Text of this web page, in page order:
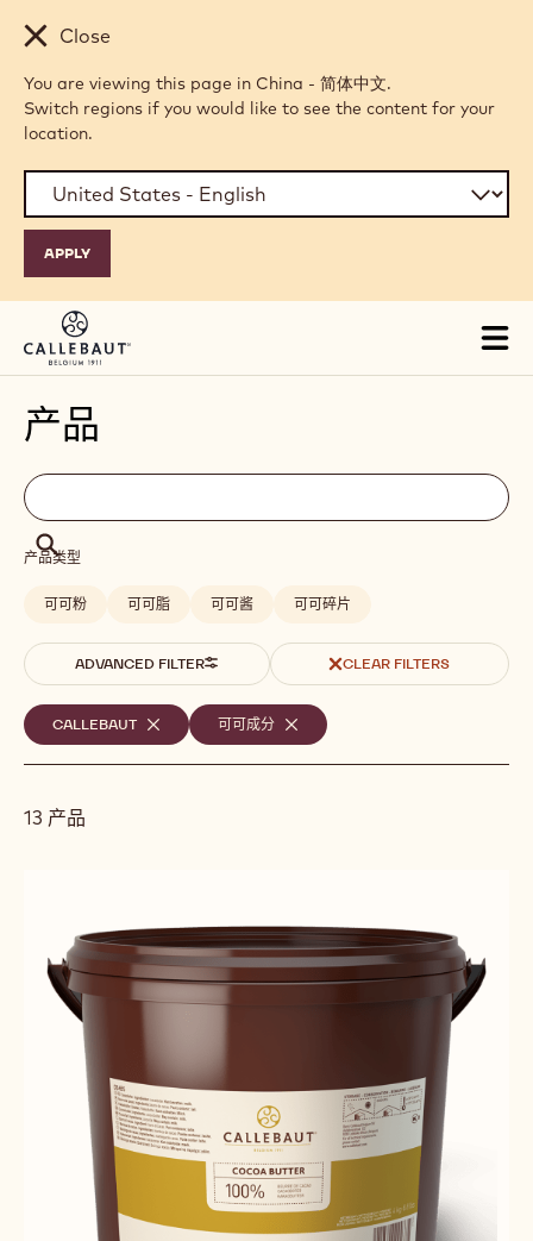
Skip to main content
Close
You are viewing this page in China - 简体中文.
Switch regions if you would like to see the content for your
location.
产品
Filters
Filters:
search
搜
索
搜
产品类型
可可粉 可可脂 可可酱 可可碎片
ADVANCED FILTER CLEAR FILTERS
选
定
筛
CALLEBAUT
REMOVE
FILTER
可可成分
REMOVE
FILTER
13 产品